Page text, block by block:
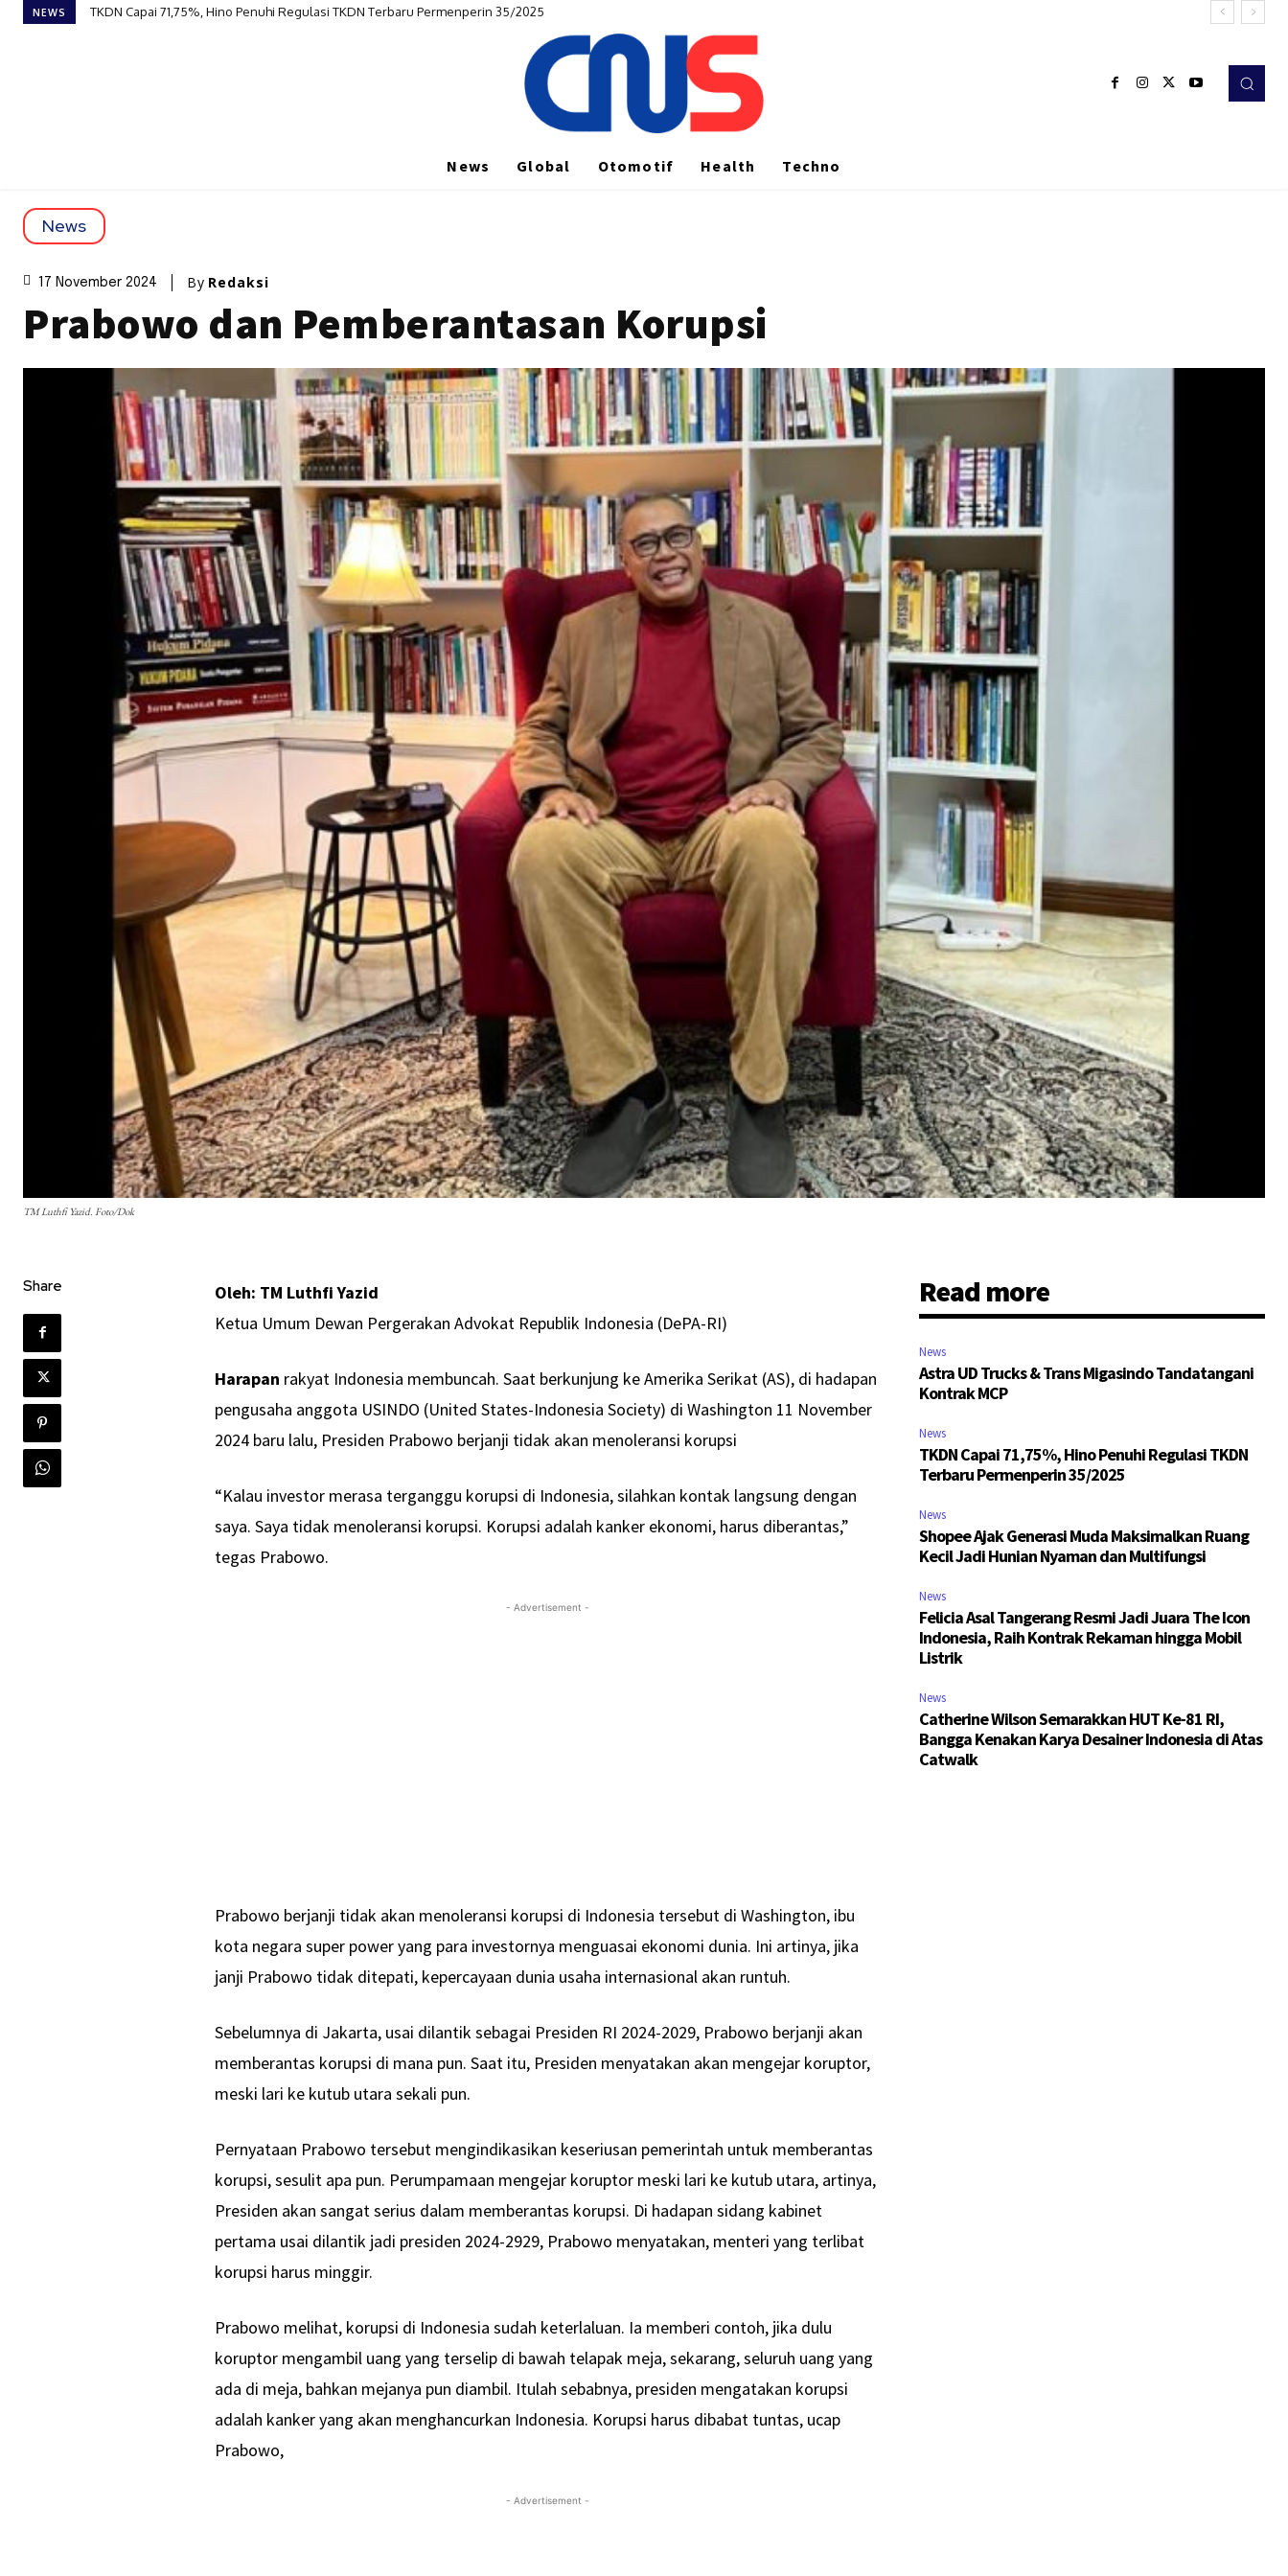
NEWS TKDN Capai 71,75%, Hino Penuhi Regulasi TKDN Terbaru Permenperin 35/2025
Shopee Ajak Generasi Muda Maksimalkan Ruang Kecil Jadi Hunian Nyaman dan Multifungsi
News Global Otomotif Health Techno
News
17 November 2024 By Redaksi
Prabowo dan Pemberantasan Korupsi
TM Luthfi Yazid. Foto/Dok
Share
Oleh: TM Luthfi Yazid
Ketua Umum Dewan Pergerakan Advokat Republik Indonesia (DePA-RI)
Harapan rakyat Indonesia membuncah. Saat berkunjung ke Amerika Serikat (AS), di hadapan
pengusaha anggota USINDO (United States-Indonesia Society) di Washington 11 November
2024 baru lalu, Presiden Prabowo berjanji tidak akan menoleransi korupsi
“Kalau investor merasa terganggu korupsi di Indonesia, silahkan kontak langsung dengan
saya. Saya tidak menoleransi korupsi. Korupsi adalah kanker ekonomi, harus diberantas,”
tegas Prabowo.
- Advertisement -
Prabowo berjanji tidak akan menoleransi korupsi di Indonesia tersebut di Washington, ibu
kota negara super power yang para investornya menguasai ekonomi dunia. Ini artinya, jika
janji Prabowo tidak ditepati, kepercayaan dunia usaha internasional akan runtuh.
Sebelumnya di Jakarta, usai dilantik sebagai Presiden RI 2024-2029, Prabowo berjanji akan
memberantas korupsi di mana pun. Saat itu, Presiden menyatakan akan mengejar koruptor,
meski lari ke kutub utara sekali pun.
Pernyataan Prabowo tersebut mengindikasikan keseriusan pemerintah untuk memberantas
korupsi, sesulit apa pun. Perumpamaan mengejar koruptor meski lari ke kutub utara, artinya,
Presiden akan sangat serius dalam memberantas korupsi. Di hadapan sidang kabinet
pertama usai dilantik jadi presiden 2024-2929, Prabowo menyatakan, menteri yang terlibat
korupsi harus minggir.
Prabowo melihat, korupsi di Indonesia sudah keterlaluan. Ia memberi contoh, jika dulu
koruptor mengambil uang yang terselip di bawah telapak meja, sekarang, seluruh uang yang
ada di meja, bahkan mejanya pun diambil. Itulah sebabnya, presiden mengatakan korupsi
adalah kanker yang akan menghancurkan Indonesia. Korupsi harus dibabat tuntas, ucap
Prabowo,
- Advertisement -
Read more
News
Astra UD Trucks & Trans Migasindo Tandatangani
Kontrak MCP
News
TKDN Capai 71,75%, Hino Penuhi Regulasi TKDN
Terbaru Permenperin 35/2025
News
Shopee Ajak Generasi Muda Maksimalkan Ruang
Kecil Jadi Hunian Nyaman dan Multifungsi
News
Felicia Asal Tangerang Resmi Jadi Juara The Icon
Indonesia, Raih Kontrak Rekaman hingga Mobil
Listrik
News
Catherine Wilson Semarakkan HUT Ke-81 RI,
Bangga Kenakan Karya Desainer Indonesia di Atas
Catwalk